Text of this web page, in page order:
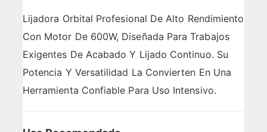
Lijadora Orbital Profesional De Alto Rendimiento
Con Motor De 600W, Diseñada Para Trabajos
Exigentes De Acabado Y Lijado Continuo. Su
Potencia Y Versatilidad La Convierten En Una
Herramienta Confiable Para Uso Intensivo.